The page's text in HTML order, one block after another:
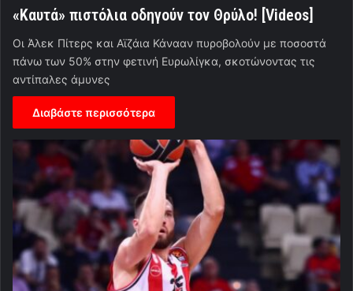
«Καυτά» πιστόλια οδηγούν τον Θρύλο! [Videos]
Οι Άλεκ Πίτερς και Αϊζάια Κάνααν πυροβολούν με ποσοστά
πάνω των 50% στην φετινή Ευρωλίγκα, σκοτώνοντας τις
αντίπαλες άμυνες
Διαβάστε περισσότερα